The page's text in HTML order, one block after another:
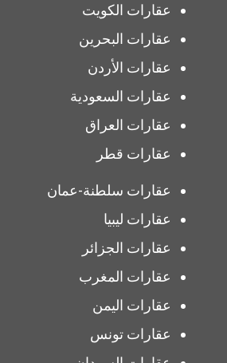
عقارات الكويت
عقارات البحرين
عقارات الأردن
عقارات السعودية
عقارات العراق
عقارات قطر
عقارات سلطنة-عمان
عقارات ليبيا
عقارات الجزائر
عقارات المغرب
عقارات اليمن
عقارات تونس